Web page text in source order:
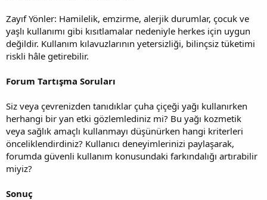
Zayıf Yönler: Hamilelik, emzirme, alerjik durumlar, çocuk ve
yaşlı kullanımı gibi kısıtlamalar nedeniyle herkes için uygun
değildir. Kullanım kılavuzlarının yetersizliği, bilinçsiz tüketimi
riskli hâle getirebilir.
Forum Tartışma Soruları
Siz veya çevrenizden tanıdıklar çuha çiçeği yağı kullanırken
herhangi bir yan etki gözlemlediniz mi? Bu yağı kozmetik
veya sağlık amaçlı kullanmayı düşünürken hangi kriterleri
önceliklendirdiniz? Kullanıcı deneyimlerinizi paylaşarak,
forumda güvenli kullanım konusundaki farkındalığı artırabilir
miyiz?
Sonuç